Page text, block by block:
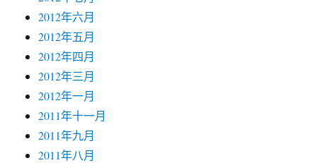
2012年六月
2012年五月
2012年四月
2012年三月
2012年一月
2011年十一月
2011年九月
2011年八月